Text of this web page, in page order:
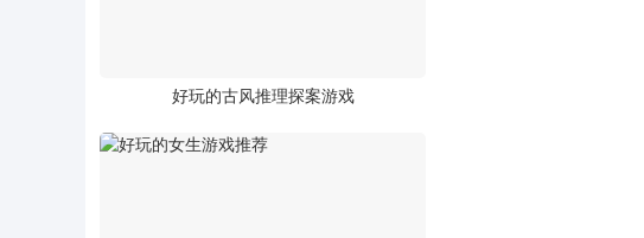
好玩的古风推理探案游戏